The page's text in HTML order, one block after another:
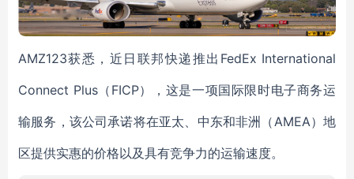
AMZ123获悉，近日联邦快递推出FedEx International
Connect Plus（FICP），这是一项国际限时电子商务运
输服务，该公司承诺将在亚太、中东和非洲（AMEA）地
区提供实惠的价格以及具有竞争力的运输速度。